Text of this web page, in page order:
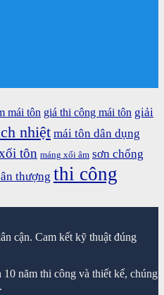
mái tôn giá thi công mái tôn giải
nhiệt mái tôn dân dụng
tôn máng xối âm sơn chống
thượng thi công
cận. Cam kết kỹ thuật đúng
năm thi công và thiết kế, chúng